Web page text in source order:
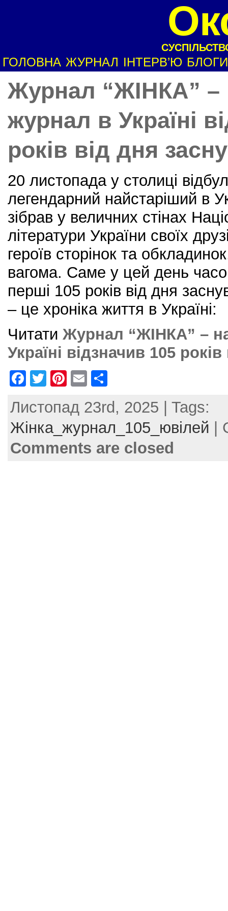
ГОЛОВНА ЖУРНАЛ ІНТЕРВ’Ю БЛОГИ
Журнал “ЖІНКА” –
журнал в Україні
років від дня
20 листопада у столиці
легендарний найстаріший в
зібрав у величних стінах
літератури України своїх
героїв сторінок та
вагома. Саме у цей день
перші 105 років від дня
– це хроніка життя в Україні:
Читати Журнал “ЖІНКА” –
Україні відзначив 105
F
c
e
b
o
T
itt
er
Pi
er
e
st
E
ai
l
ar
e
Листопад 23rd, 2025 | Tags:
Жінка_журнал_105_ювілей |
Comments are closed